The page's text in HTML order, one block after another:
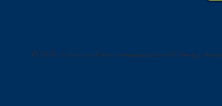
© 2018 Todos os direitos reservados a Ph Design